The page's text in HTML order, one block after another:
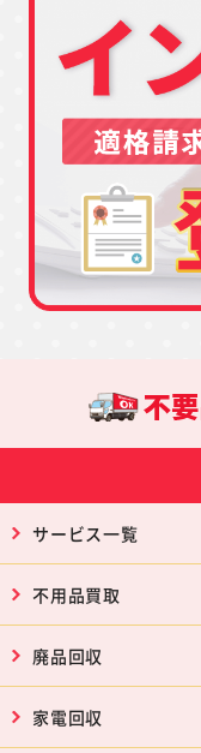
サービス一覧
不用品買取
廃品回収
家電回収